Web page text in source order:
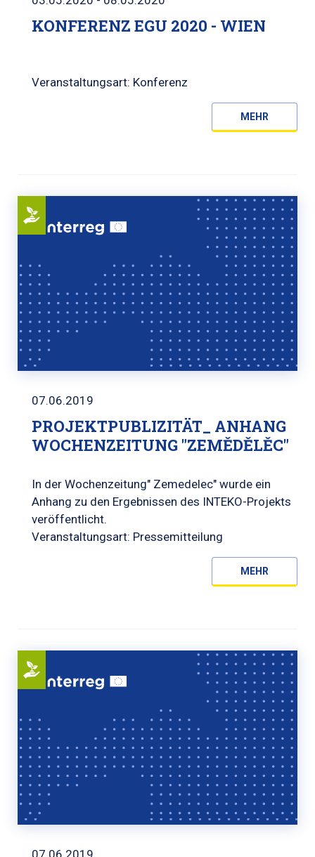
KONFERENZ EGU 2020 - WIEN
Veranstaltungsart: Konferenz
MEHR
07.06.2019
PROJEKTPUBLIZITÄT_ ANHANG
WOCHENZEITUNG "ZEMĚDĚLĚC"
In der Wochenzeitung" Zemedelec" wurde ein
Anhang zu den Ergebnissen des INTEKO-Projekts
veröffentlicht.
Veranstaltungsart: Pressemitteilung
MEHR